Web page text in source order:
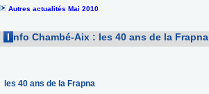
Autres actualités Mai 2010
I nfo Chambé-Aix : les 40 ans de la Frapna
les 40 ans de la Frapna